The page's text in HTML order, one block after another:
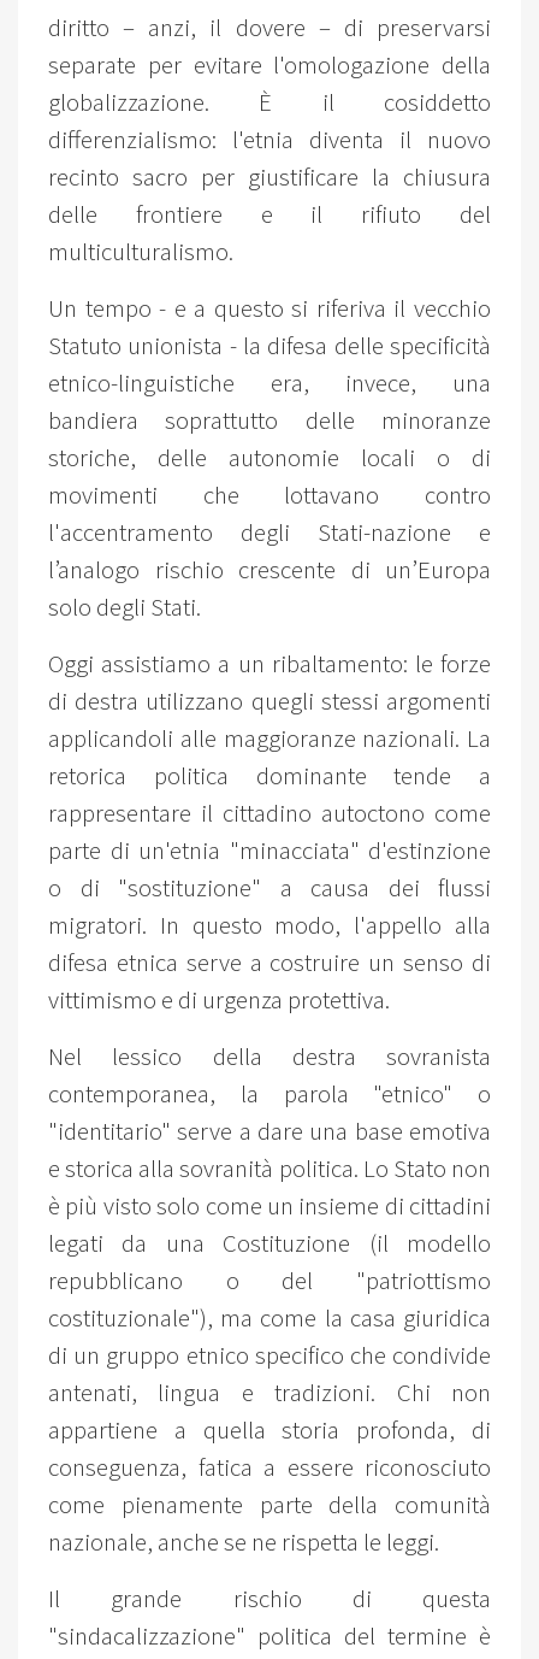
diritto – anzi, il dovere – di preservarsi
separate per evitare l'omologazione della
globalizzazione. È il cosiddetto
differenzialismo: l'etnia diventa il nuovo
recinto sacro per giustificare la chiusura
delle frontiere e il rifiuto del
multiculturalismo.
Un tempo - e a questo si riferiva il vecchio
Statuto unionista - la difesa delle specificità
etnico-linguistiche era, invece, una
bandiera soprattutto delle minoranze
storiche, delle autonomie locali o di
movimenti che lottavano contro
l'accentramento degli Stati-nazione e
l’analogo rischio crescente di un’Europa
solo degli Stati.
Oggi assistiamo a un ribaltamento: le forze
di destra utilizzano quegli stessi argomenti
applicandoli alle maggioranze nazionali. La
retorica politica dominante tende a
rappresentare il cittadino autoctono come
parte di un'etnia "minacciata" d'estinzione
o di "sostituzione" a causa dei flussi
migratori. In questo modo, l'appello alla
difesa etnica serve a costruire un senso di
vittimismo e di urgenza protettiva.
Nel lessico della destra sovranista
contemporanea, la parola "etnico" o
"identitario" serve a dare una base emotiva
e storica alla sovranità politica. Lo Stato non
è più visto solo come un insieme di cittadini
legati da una Costituzione (il modello
repubblicano o del "patriottismo
costituzionale"), ma come la casa giuridica
di un gruppo etnico specifico che condivide
antenati, lingua e tradizioni. Chi non
appartiene a quella storia profonda, di
conseguenza, fatica a essere riconosciuto
come pienamente parte della comunità
nazionale, anche se ne rispetta le leggi.
Il grande rischio di questa
"sindacalizzazione" politica del termine è